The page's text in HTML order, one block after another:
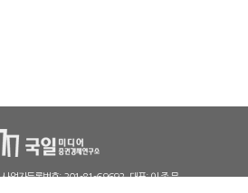
사업자등록번호: 201-81-69692 대표: 이 종 문